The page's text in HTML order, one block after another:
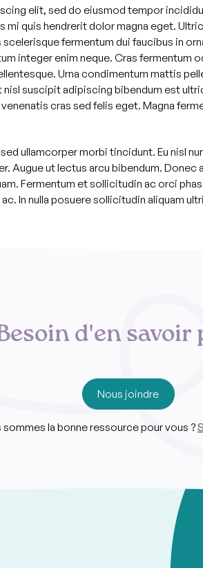
elit, sed do eiusmod tempor
quis hendrerit dolor magna eget.
fermentum dui faucibus in
integer enim neque. Cras fermentum
Urna condimentum mattis
suscipit adipiscing bibendum est
cras sed felis eget. Magna
ullamcorper morbi tincidunt. Eu nisl
Augue ut lectus arcu bibendum.
Fermentum et sollicitudin ac orci
In nulla posuere sollicitudin aliquam
d'en savoir
Nous joindre
sommes la bonne ressource pour vous ?